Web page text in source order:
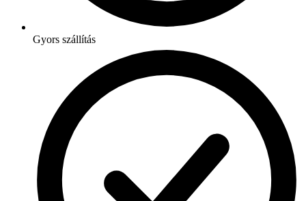
Gyors szállítás